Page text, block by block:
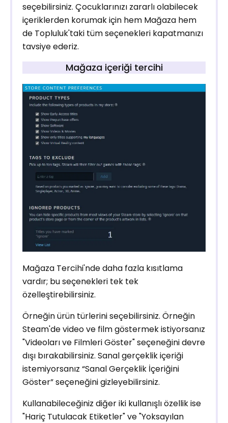
seçebilirsiniz. Çocuklarınızı zararlı olabilecek
içeriklerden korumak için hem Mağaza hem
de Topluluk'taki tüm seçenekleri kapatmanızı
tavsiye ederiz.
Mağaza içeriği tercihi
Mağaza Tercihi'nde daha fazla kısıtlama
vardır; bu seçenekleri tek tek
özelleştirebilirsiniz.
Örneğin ürün türlerini seçebilirsiniz. Örneğin
Steam'de video ve film göstermek istiyorsanız
"Videoları ve Filmleri Göster" seçeneğini devre
dışı bırakabilirsiniz. Sanal gerçeklik içeriği
istemiyorsanız “Sanal Gerçeklik İçeriğini
Göster” seçeneğini gizleyebilirsiniz.
Kullanabileceğiniz diğer iki kullanışlı özellik ise
"Hariç Tutulacak Etiketler" ve "Yoksayılan